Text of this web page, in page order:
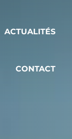
ACTUALITÉS
CONTACT